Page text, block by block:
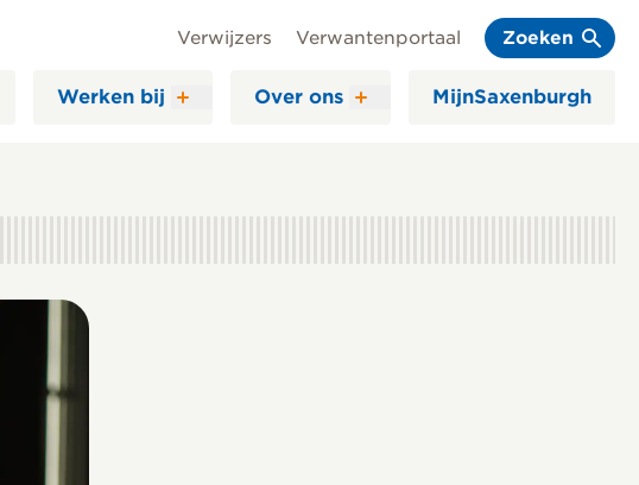
Werken bij Over ons MijnSaxenburgh
Verwijzers Verwantenportaal Zoeken